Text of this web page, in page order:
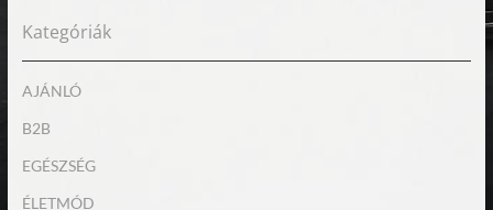
Kategóriák
AJÁNLÓ
B2B
EGÉSZSÉG
ÉLETMÓD